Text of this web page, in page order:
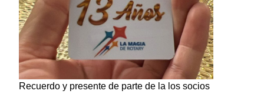
Recuerdo y presente de parte de la los socios